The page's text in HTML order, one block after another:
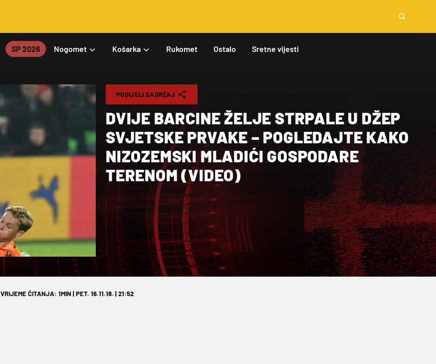
SP 2026 Nogomet Košarka Rukomet Ostalo Sretne vijesti
PODIJELI SADRŽAJ
DVIJE BARCINE ŽELJE STRPALE U DŽEP
SVJETSKE PRVAKE – POGLEDAJTE KAKO
NIZOZEMSKI MLADIĆI GOSPODARE
TERENOM (VIDEO)
VRIJEME ČITANJA: 1MIN | PET. 16.11.18. | 21:52